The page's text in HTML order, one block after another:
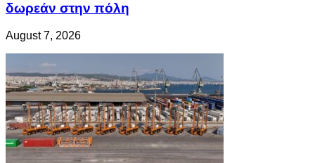
δωρεάν στην πόλη
August 7, 2026